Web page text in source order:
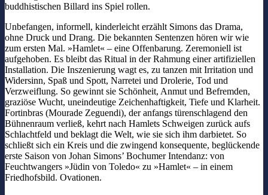
buddhistischen Billard ins Spiel rollen.
Unbefangen, informell, kinderleicht erzählt Simons das Drama,
ohne Druck und Drang. Die bekannten Sentenzen hören wir wie
zum ersten Mal. »Hamlet« – eine Offenbarung. Zeremoniell ist
aufgehoben. Es bleibt das Ritual in der Rahmung einer artifiziellen
Installation. Die Inszenierung wagt es, zu tanzen mit Irritation und
Widersinn, Spaß und Spott, Narretei und Drolerie, Tod und
Verzweiflung. So gewinnt sie Schönheit, Anmut und Befremden,
graziöse Wucht, uneindeutige Zeichenhaftigkeit, Tiefe und Klarheit.
Fortinbras (Mourade Zeguendi), der anfangs türenschlagend den
Bühnenraum verließ, kehrt nach Hamlets Schweigen zurück aufs
Schlachtfeld und beklagt die Welt, wie sie sich ihm darbietet. So
schließt sich ein Kreis und die zwingend konsequente, beglückende
erste Saison von Johan Simons’ Bochumer Intendanz: von
Feuchtwangers »Jüdin von Toledo« zu »Hamlet« – in einem
Friedhofsbild. Ovationen.